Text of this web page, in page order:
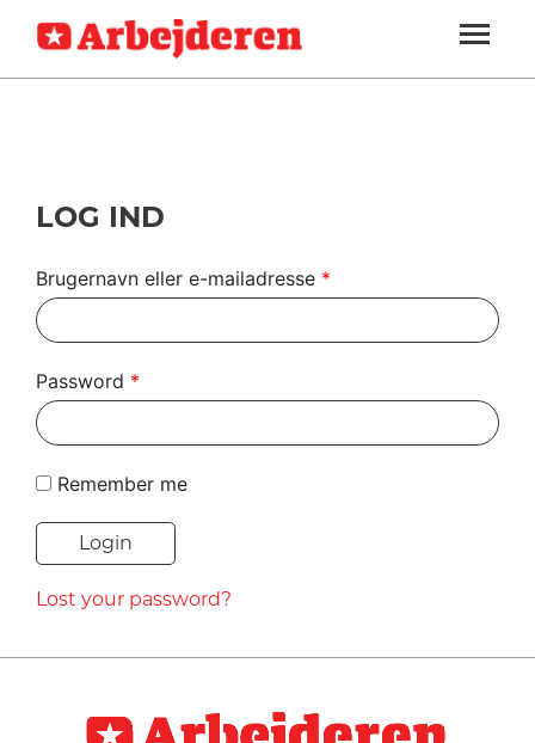
SEKTIONER
ARBEJDEREN
MENER
UDLAND
DEBAT
TIL
NAVNE
HISTORIE
TEORI
SOUNDCLOUD
ABONNER
LOG IND
LOG IND
Brugernavn eller e-mailadresse *
Password *
Remember me
Lost your password?